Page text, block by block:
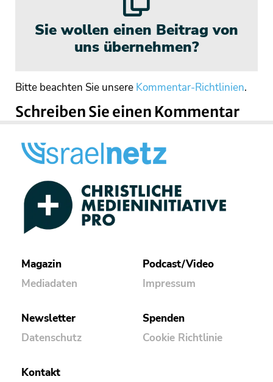
Sie wollen einen Beitrag von
uns übernehmen?
Bitte beachten Sie unsere Kommentar-Richtlinien.
Schreiben Sie einen Kommentar
Magazin
Mediadaten
Podcast/Video
Impressum
Newsletter
Datenschutz
Spenden
Cookie Richtlinie
Kontakt